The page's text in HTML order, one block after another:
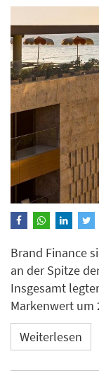
Brand Finance
an der Spitze
Insgesamt
Markenwert um
Weiterlesen